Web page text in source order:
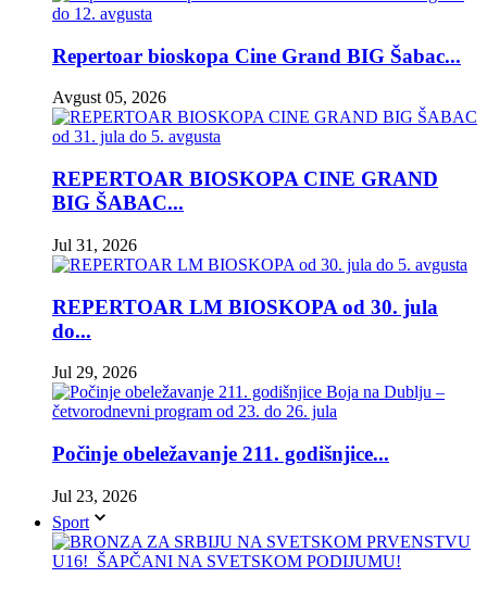
Repertoar bioskopa Cine Grand BIG Šabac...
Avgust 05, 2026
REPERTOAR BIOSKOPA CINE GRAND
BIG ŠABAC...
Jul 31, 2026
REPERTOAR LM BIOSKOPA od 30. jula
do...
Jul 29, 2026
Počinje obeležavanje 211. godišnjice...
Jul 23, 2026
Sport